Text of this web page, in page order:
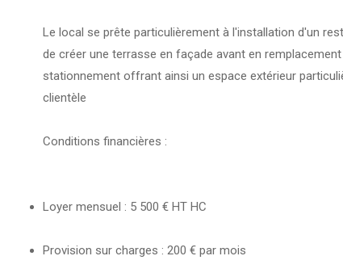
Le local se prête particulièrement à l'installation d'un
de créer une terrasse en façade avant en
stationnement offrant ainsi un espace extérieur
clientèle
Conditions financières :
Loyer mensuel : 5 500 € HT HC
Provision sur charges : 200 € par mois